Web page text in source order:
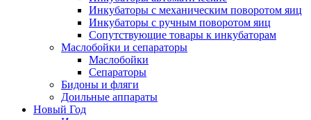
Инкубаторы с механическим поворотом яиц
Инкубаторы с ручным поворотом яиц
Сопутствующие товары к инкубаторам
Маслобойки и сепараторы
Маслобойки
Сепараторы
Бидоны и фляги
Доильные аппараты
Новый Год